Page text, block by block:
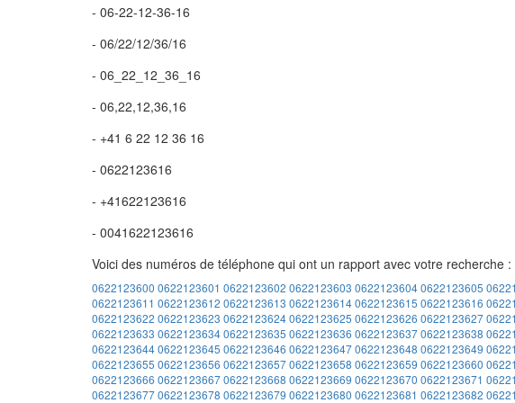
- 06-22-12-36-16
- 06/22/12/36/16
- 06_22_12_36_16
- 06,22,12,36,16
- +41 6 22 12 36 16
- 0622123616
- +41622123616
- 0041622123616
Voici des numéros de téléphone qui ont un rapport avec votre recherche
0622123600 0622123601 0622123602 0622123603 06221236040622123605
0622123611 0622123612 0622123613 06221236140622123615 0622123616
0622123622 0622123623 06221236240622123625 0622123626 0622123627
0622123633 06221236340622123635 0622123636 06221236370622123638
06221236440622123645 0622123646 06221236470622123648 0622123649
0622123655 0622123656 06221236570622123658 0622123659 0622123660
0622123666 06221236670622123668 0622123669 0622123670 0622123671
06221236770622123678 0622123679 0622123680 0622123681 0622123682